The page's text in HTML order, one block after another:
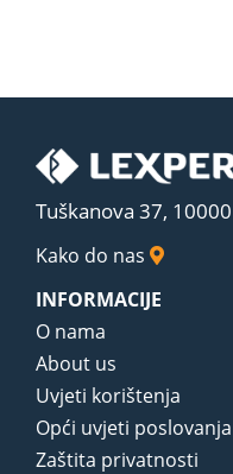
Tuškanova 37,
Kako do nas
INFORMACIJE
O nama
About us
Uvjeti korištenja
Opći uvjeti poslovanja
Zaštita privatnosti